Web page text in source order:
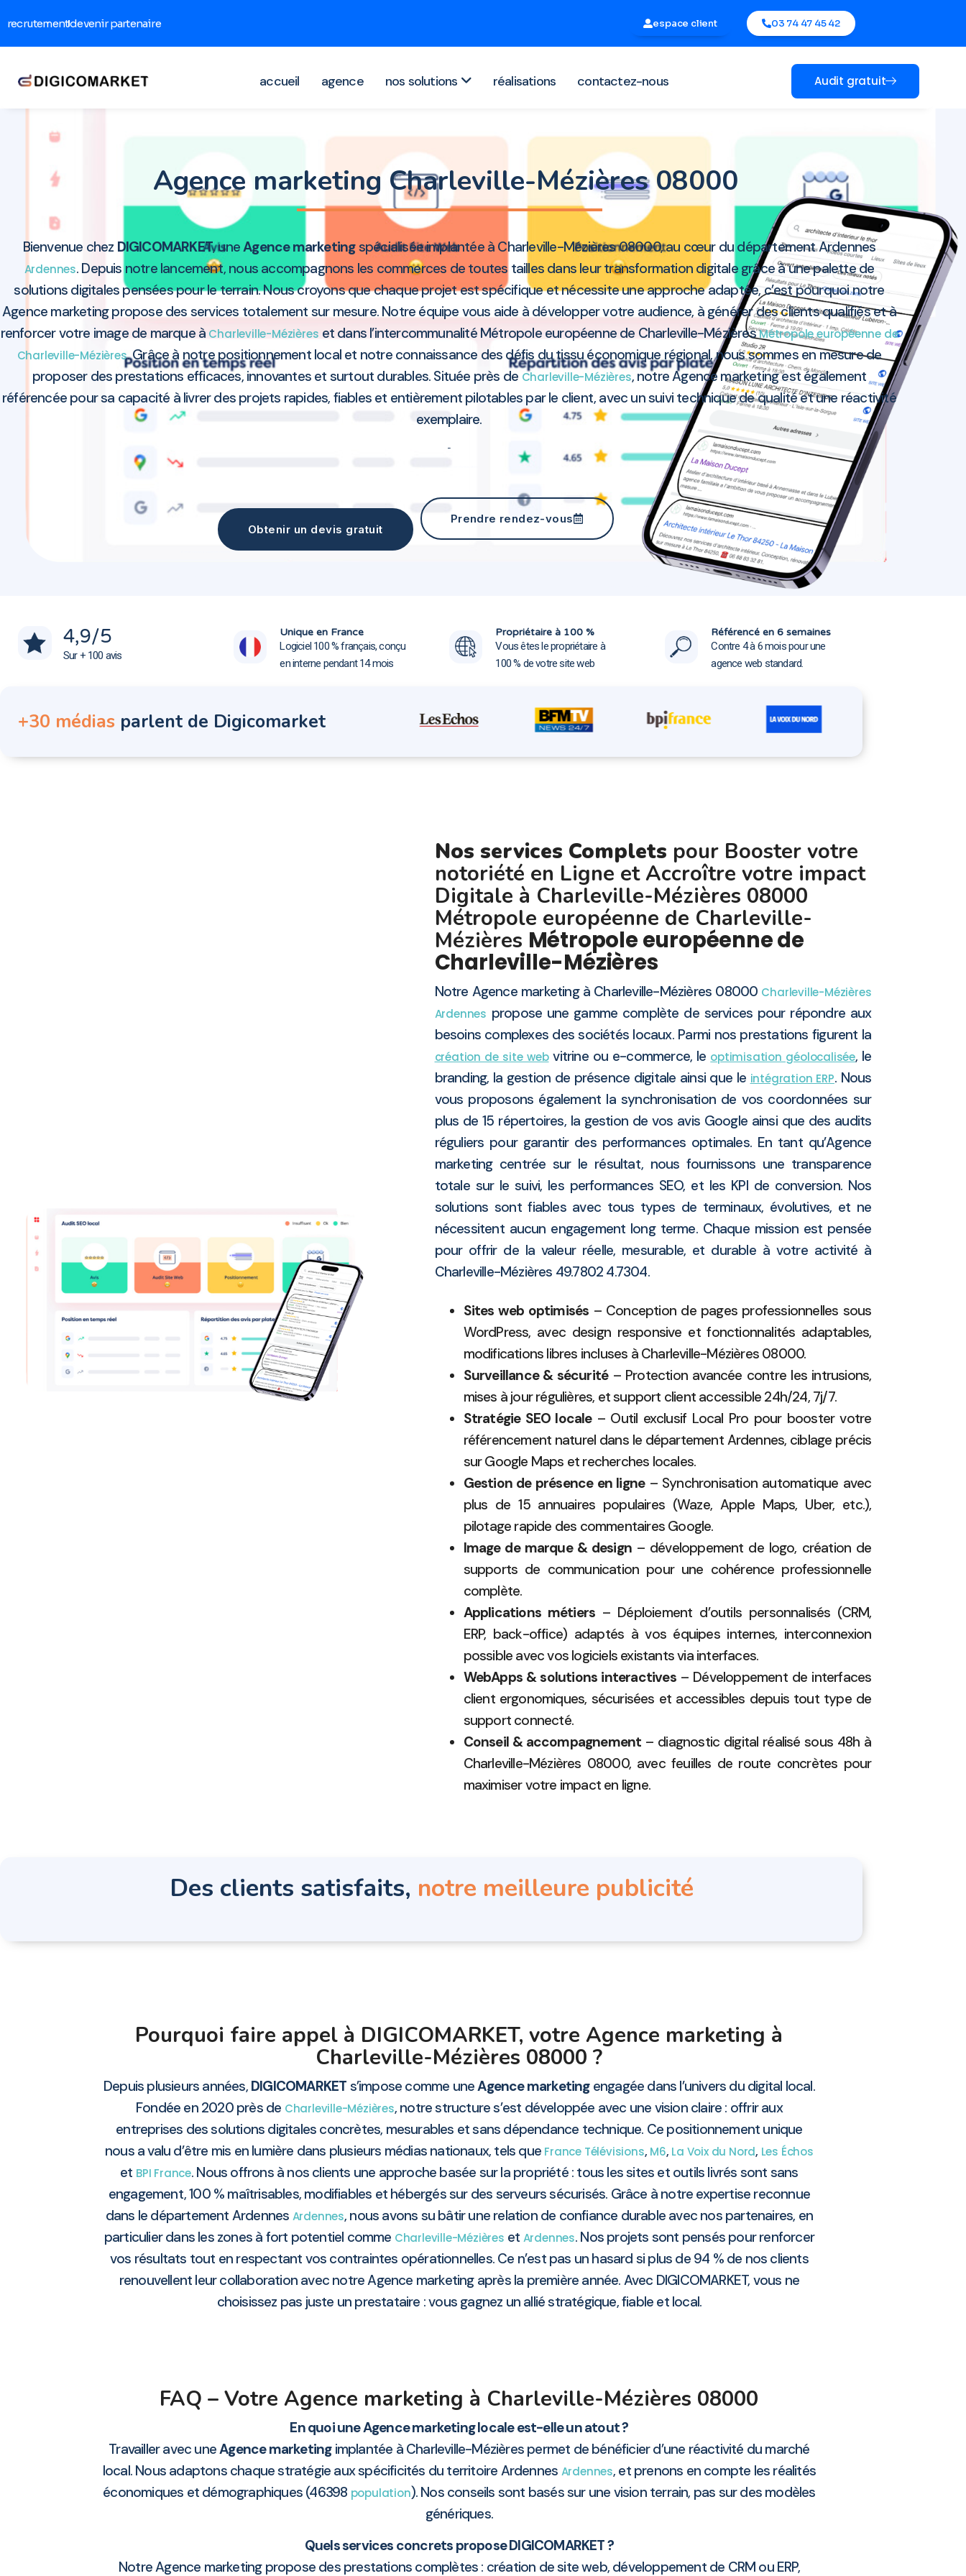
recrutementdevenir partenaire espace client 03 74 47 45 42
accueil agence nos solutions réalisations contactez-nous Audit gratuit
Agence marketing Charleville-Mézières 08000
Bienvenue chez DIGICOMARKET, uneAgence marketingspécialisée implantée à Charleville-Mézières 08000, au cœur du département Ardennes
Ardennes. Depuis notre lancement, nous accompagnons les commerces de toutes tailles dans leur transformation digitale grâce à une palette de
solutions digitales pensées pour le terrain. Nous croyons que chaque projet est spécifique et nécessite une approche adaptée, c’est pourquoi notre
Agence marketing propose des services totalement sur mesure. Notre équipe vous aide à développer votre audience, à générer des clients qualifiés et à
renforcer votre image de marque à Charleville-Mézières et dans l’intercommunalité Métropole européenne de Charleville-MézièresMétropole européenne de
Charleville-Mézières. Grâce à notre positionnement local et notre connaissance des défis du tissu économique régional, nous sommes en mesure de
proposer des prestations efficaces, innovantes et surtout durables. Située près de Charleville-Mézières, notre Agence marketing est également
référencée pour sa capacité à livrer des projets rapides, fiables et entièrement pilotables par le client, avec un suivi technique de qualité et une réactivité
exemplaire.
Obtenir un devis gratuit
Prendre rendez-vous
4,9/5
Sur + 100 avis
Unique en France
Logiciel 100 % français, conçu
en interne pendant 14 mois
Propriétaire à 100 %
Vous êtes le propriétaire à
100 % de votre site web
Référencé en 6 semaines
Contre 4 à 6 mois pour une
agence web standard.
+30 médias parlent de Digicomarket
Nos services Complets pour Booster votre
notoriété en Ligne et Accroître votre impact
Digitale à Charleville-Mézières 08000
Métropole européenne de Charleville-
Mézières Métropole européenne de
Charleville-Mézières
Notre Agence marketing à Charleville-Mézières 08000 Charleville-Mézières
Ardennes propose une gamme complète de services pour répondre aux
besoins complexes des sociétés locaux. Parmi nos prestations figurent la
création de site webvitrine ou e-commerce, le optimisation géolocalisée, le
branding, la gestion de présence digitale ainsi que le intégration ERP. Nous
vous proposons également la synchronisation de vos coordonnées sur
plus de 15 répertoires, la gestion de vos avis Google ainsi que des audits
réguliers pour garantir des performances optimales. En tant qu’Agence
marketing centrée sur le résultat, nous fournissons une transparence
totale sur le suivi, les performances SEO, et les KPI de conversion. Nos
solutions sont fiables avec tous types de terminaux, évolutives, et ne
nécessitent aucun engagement long terme. Chaque mission est pensée
pour offrir de la valeur réelle, mesurable, et durable à votre activité à
Charleville-Mézières 49.7802 4.7304.
Sites web optimisés – Conception de pages professionnelles sous
WordPress, avec design responsive et fonctionnalités adaptables,
modifications libres incluses à Charleville-Mézières 08000.
Surveillance & sécurité– Protection avancée contre les intrusions,
mises à jour régulières, et support client accessible 24h/24, 7j/7.
Stratégie SEO locale– Outil exclusif Local Pro pour booster votre
référencement naturel dans le département Ardennes, ciblage précis
sur Google Maps et recherches locales.
Gestion de présence en ligne– Synchronisation automatique avec
plus de 15 annuaires populaires (Waze, Apple Maps, Uber, etc.),
pilotage rapide des commentaires Google.
Image de marque & design – développement de logo, création de
supports de communication pour une cohérence professionnelle
complète.
Applications métiers – Déploiement d’outils personnalisés (CRM,
ERP, back-office) adaptés à vos équipes internes, interconnexion
possible avec vos logiciels existants via interfaces.
WebApps & solutions interactives– Développement de interfaces
client ergonomiques, sécurisées et accessibles depuis tout type de
support connecté.
Conseil & accompagnement – diagnostic digital réalisé sous 48h à
Charleville-Mézières 08000, avec feuilles de route concrètes pour
maximiser votre impact en ligne.
Des clients satisfaits, notre meilleure publicité
Pourquoi faire appel à DIGICOMARKET, votre Agence marketing à
Charleville-Mézières 08000 ?
Depuis plusieurs années, DIGICOMARKET s’impose comme uneAgence marketingengagée dans l’univers du digital local.
Fondée en 2020 près de Charleville-Mézières, notre structure s’est développée avec une vision claire : offrir aux
entreprises des solutions digitales concrètes, mesurables et sans dépendance technique. Ce positionnement unique
nous a valu d’être mis en lumière dans plusieurs médias nationaux, tels que France Télévisions, M6, La Voix du Nord, Les Échos
et BPI France. Nous offrons à nos clients une approche basée sur la propriété : tous les sites et outils livrés sont sans
engagement, 100 % maîtrisables, modifiables et hébergés sur des serveurs sécurisés. Grâce à notre expertise reconnue
dans le département Ardennes Ardennes, nous avons su bâtir une relation de confiance durable avec nos partenaires, en
particulier dans les zones à fort potentiel comme Charleville-Mézières et Ardennes. Nos projets sont pensés pour renforcer
vos résultats tout en respectant vos contraintes opérationnelles. Ce n’est pas un hasard si plus de 94 % de nos clients
renouvellent leur collaboration avec notre Agence marketing après la première année. Avec DIGICOMARKET, vous ne
choisissez pas juste un prestataire : vous gagnez un allié stratégique, fiable et local.
FAQ – Votre Agence marketing à Charleville-Mézières 08000
En quoi une Agence marketing locale est-elle un atout ?
Travailler avec uneAgence marketingimplantée à Charleville-Mézières permet de bénéficier d’une réactivité du marché
local. Nous adaptons chaque stratégie aux spécificités du territoire Ardennes Ardennes, et prenons en compte les réalités
économiques et démographiques (46398 population). Nos conseils sont basés sur une vision terrain, pas sur des modèles
génériques.
Quels services concrets propose DIGICOMARKET ?
Notre Agence marketing propose des prestations complètes : création de site web, développement de CRM ou ERP,